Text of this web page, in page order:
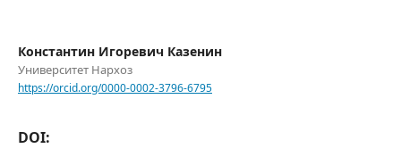
Константин Игоревич Казенин
Университет Нархоз
https://orcid.org/0000-0002-3796-6795
DOI: